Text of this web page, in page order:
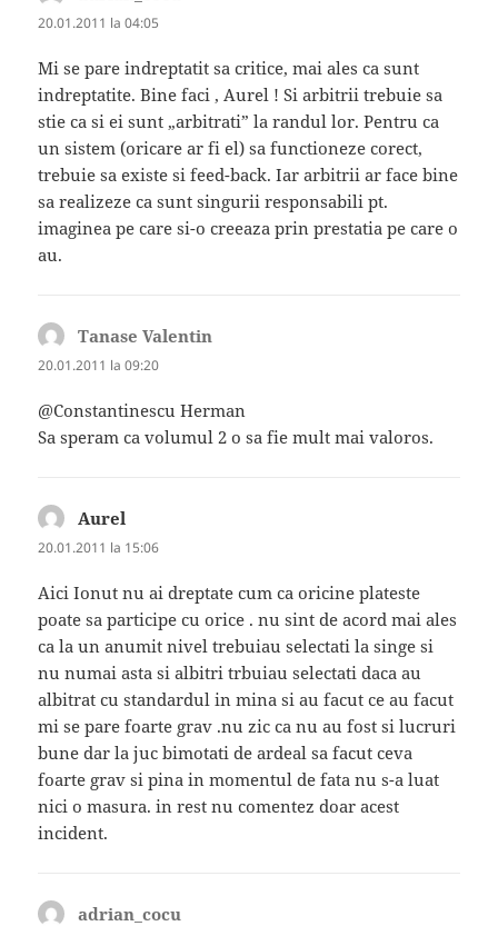
20.01.2011 la 04:05
Mi se pare indreptatit sa critice, mai ales ca sunt
indreptatite. Bine faci , Aurel ! Si arbitrii trebuie sa
stie ca si ei sunt „arbitrati” la randul lor. Pentru ca
un sistem (oricare ar fi el) sa functioneze corect,
trebuie sa existe si feed-back. Iar arbitrii ar face bine
sa realizeze ca sunt singurii responsabili pt.
imaginea pe care si-o creeaza prin prestatia pe care o
au.
Tanase Valentin
20.01.2011 la 09:20
@Constantinescu Herman
Sa speram ca volumul 2 o sa fie mult mai valoros.
Aurel
20.01.2011 la 15:06
Aici Ionut nu ai dreptate cum ca oricine plateste
poate sa participe cu orice . nu sint de acord mai ales
ca la un anumit nivel trebuiau selectati la singe si
nu numai asta si albitri trbuiau selectati daca au
albitrat cu standardul in mina si au facut ce au facut
mi se pare foarte grav .nu zic ca nu au fost si lucruri
bune dar la juc bimotati de ardeal sa facut ceva
foarte grav si pina in momentul de fata nu s-a luat
nici o masura. in rest nu comentez doar acest
incident.
adrian_cocu